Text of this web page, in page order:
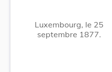
Luxembourg, le 25
septembre 1877.